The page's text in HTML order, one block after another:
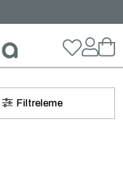
Filtreleme